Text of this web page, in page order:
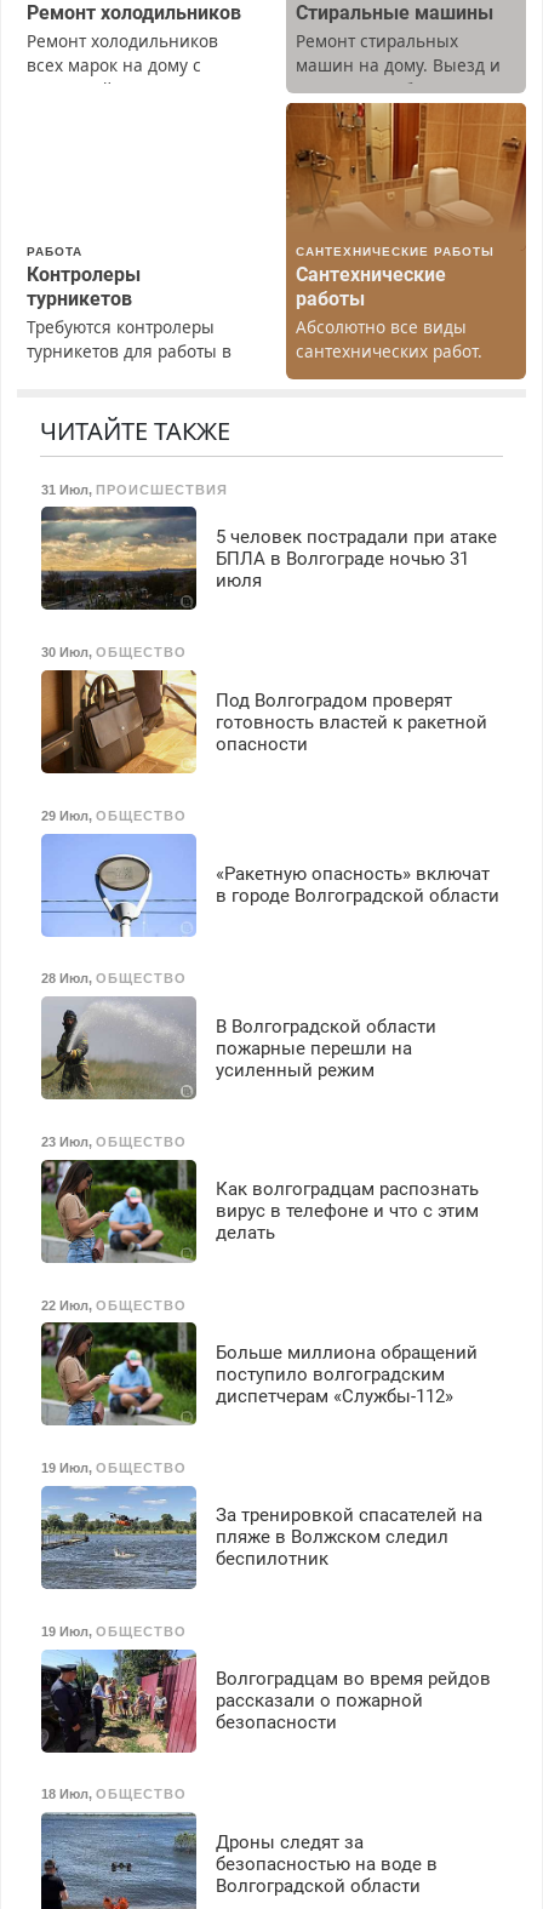
Ремонт холодильников
Ремонт холодильников
всех марок на дому с
гарантией. Замена
Стиральные машины
Ремонт стиральных
машин на дому. Выезд и
диагностика бесплатно.
Предусмотрены скидки.
РАБОТА
Контролеры
турникетов
Требуются контролеры
турникетов для работы в
Прием по ТК РФ. График
работы любой.
З/п – до 96000 рублей до
вычета налогов.
Ежемесячно
выплачивается денежная
премия. Возможно
бесплатное обучение,
получение документов,
работа инспектором по
транспортной
безопасности с з/п до
125000 руб.
САНТЕХНИЧЕСКИЕ РАБОТЫ
Сантехнические
работы
Абсолютно все виды
сантехнических работ.
Быстро. Качественно.
ЧИТАЙТЕ ТАКЖЕ
31 Июл, ПРОИСШЕСТВИЯ
5 человек пострадали при атаке
БПЛА в Волгограде ночью 31
июля
30 Июл, ОБЩЕСТВО
Под Волгоградом проверят
готовность властей к ракетной
опасности
29 Июл, ОБЩЕСТВО
«Ракетную опасность» включат
в городе Волгоградской области
28 Июл, ОБЩЕСТВО
В Волгоградской области
пожарные перешли на
усиленный режим
23 Июл, ОБЩЕСТВО
Как волгоградцам распознать
вирус в телефоне и что с этим
делать
22 Июл, ОБЩЕСТВО
Больше миллиона обращений
поступило волгоградским
диспетчерам «Службы-112»
19 Июл, ОБЩЕСТВО
За тренировкой спасателей на
пляже в Волжском следил
беспилотник
19 Июл, ОБЩЕСТВО
Волгоградцам во время рейдов
рассказали о пожарной
безопасности
18 Июл, ОБЩЕСТВО
Дроны следят за
безопасностью на воде в
Волгоградской области